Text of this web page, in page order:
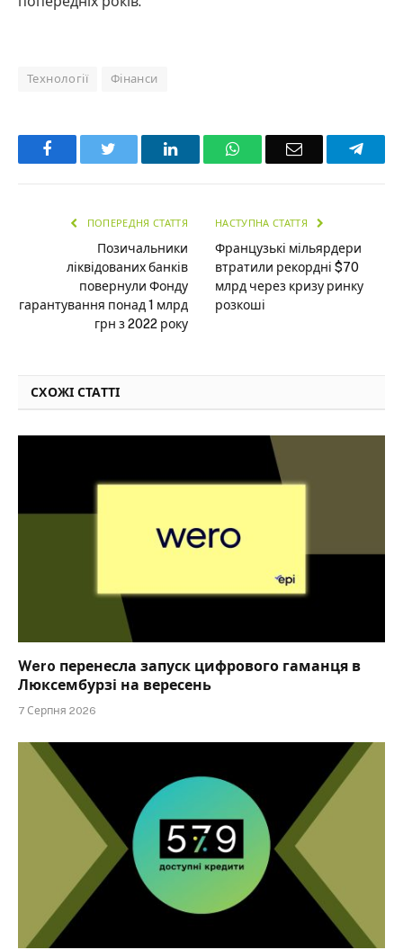
Технології Фінанси
Facebook LinkedInWhatsAppEmail
ПОПЕРЕДНЯ СТАТТЯ
Позичальники
ліквідованих банків
повернули Фонду
гарантування понад 1 млрд
грн з 2022 року
НАСТУПНА СТАТТЯ
Французькі мільярдери
втратили рекордні $70
млрд через кризу ринку
розкоші
СХОЖІ СТАТТІ
Wero перенесла запуск цифрового гаманця в
Люксембурзі на вересень
7 Серпня 2026